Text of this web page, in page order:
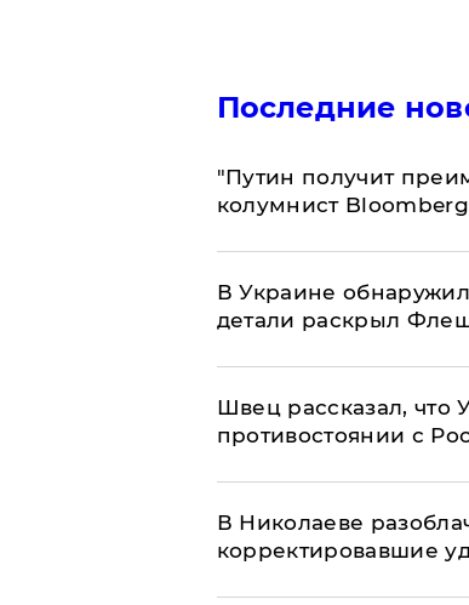
Последние
"Путин получит
колумнист
В Украине
детали раскрыл
Швец рассказал, что
противостоянии с
В Николаеве
корректировавшие